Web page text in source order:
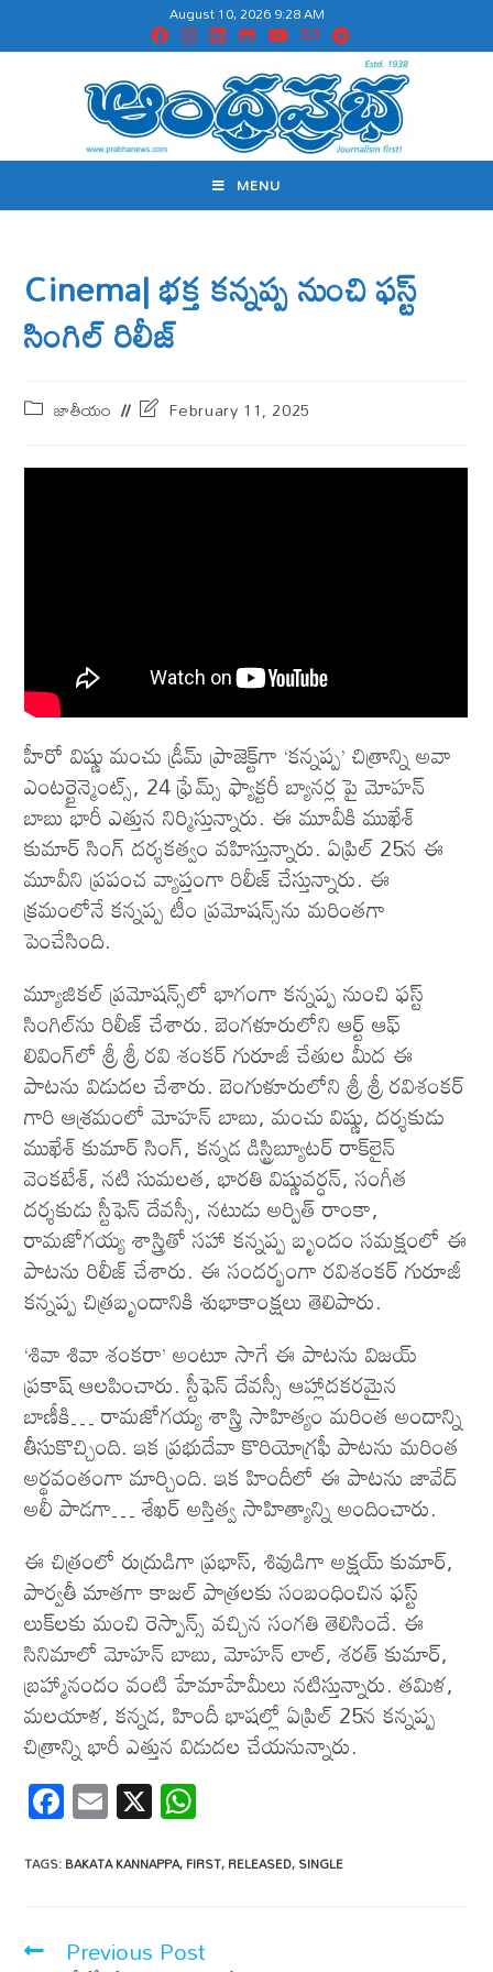
August 10, 2026 9:28 AM
MENU
Cinema| భక్త కన్నప్ప నుంచి ఫస్ట్
సింగిల్ రిలీజ్
జాతీయం February 11, 2025
హీరో విష్ణు మంచు డ్రీమ్ ప్రాజెక్ట్‌గా ‘కన్నప్ప’ చిత్రాన్ని అవా
ఎంటర్టైన్మెంట్స్, 24 ఫ్రేమ్స్ ఫ్యాక్టరీ బ్యానర్ల పై మోహన్
బాబు భారీ ఎత్తున నిర్మిస్తున్నారు. ఈ మూవీకి ముఖేశ్
కుమార్ సింగ్ దర్శకత్వం వహిస్తున్నారు. ఏప్రిల్ 25న ఈ
మూవీని ప్రపంచ వ్యాప్తంగా రిలీజ్ చేస్తున్నారు. ఈ
క్రమంలోనే కన్నప్ప టీం ప్రమోషన్స్‌ను మరింతగా
పెంచేసింది.
మ్యూజికల్ ప్రమోషన్స్‌లో భాగంగా కన్నప్ప నుంచి ఫస్ట్
సింగిల్‌ను రిలీజ్ చేశారు. బెంగళూరులోని ఆర్ట్ ఆఫ్
లివింగ్‌లో శ్రీ శ్రీ రవి శంకర్ గురూజీ చేతుల మీద ఈ
పాటను విడుదల చేశారు. బెంగుళూరులోని శ్రీ శ్రీ రవిశంకర్
గారి ఆశ్రమంలో మోహన్ బాబు, మంచు విష్ణు, దర్శకుడు
ముఖేశ్ కుమార్ సింగ్, కన్నడ డిస్ట్రిబ్యూటర్ రాక్‌లైన్
వెంకటేశ్, నటి సుమలత, భారతి విష్ణువర్ధన్, సంగీత
దర్శకుడు స్టీఫెన్ దేవస్సీ, నటుడు అర్పిత్ రాంకా,
రామజోగయ్య శాస్త్రితో సహా కన్నప్ప బృందం సమక్షంలో ఈ
పాటను రిలీజ్ చేశారు. ఈ సందర్భంగా రవిశంకర్ గురూజీ
కన్నప్ప చిత్రబృందానికి శుభాకాంక్షలు తెలిపారు.
‘శివా శివా శంకరా’ అంటూ సాగే ఈ పాటను విజయ్
ప్రకాష్ ఆలపించారు. స్టీఫెన్ దేవస్సీ ఆహ్లాదకరమైన
బాణీకి… రామజోగయ్య శాస్త్రి సాహిత్యం మరింత అందాన్ని
తీసుకొచ్చింది. ఇక ప్రభుదేవా కొరియోగ్రఫీ పాటను మరింత
అర్థవంతంగా మార్చింది. ఇక హిందీలో ఈ పాటను జావేద్
అలీ పాడగా… శేఖర్ అస్తిత్వ సాహిత్యాన్ని అందించారు.
ఈ చిత్రంలో రుద్రుడిగా ప్రభాస్, శివుడిగా అక్షయ్ కుమార్,
పార్వతీ మాతగా కాజల్ పాత్రలకు సంబంధించిన ఫస్ట్
లుక్‌లకు మంచి రెస్పాన్స్ వచ్చిన సంగతి తెలిసిందే. ఈ
సినిమాలో మోహన్ బాబు, మోహన్ లాల్, శరత్ కుమార్,
బ్రహ్మానందం వంటి హేమాహేమీలు నటిస్తున్నారు. తమిళ,
మలయాళ, కన్నడ, హిందీ భాషల్లో ఏప్రిల్ 25న కన్నప్ప
చిత్రాన్ని భారీ ఎత్తున విడుదల చేయనున్నారు.
F
ac
e
o
E
m
ail
X
at
A
TAGS:BAKATA KANNAPPA,FIRST,RELEASED,SINGLE
Previous Post